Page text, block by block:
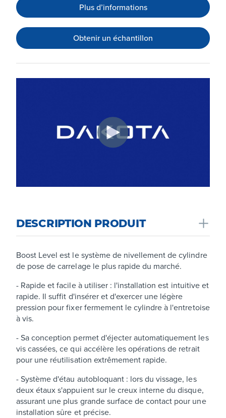
Plus d’informations
Obtenir un échantillon
DESCRIPTION PRODUIT
Boost Level est le système de nivellement de cylindre
de pose de carrelage le plus rapide du marché.
- Rapide et facile à utiliser : l'installation est intuitive et
rapide. Il suffit d'insérer et d'exercer une légère
pression pour fixer fermement le cylindre à l'entretoise
à vis.
- Sa conception permet d'éjecter automatiquement les
vis cassées, ce qui accélère les opérations de retrait
pour une réutilisation extrêmement rapide.
- Système d'étau autobloquant : lors du vissage, les
deux étaux s'appuient sur le creux interne du disque,
assurant une plus grande surface de contact pour une
installation sûre et précise.